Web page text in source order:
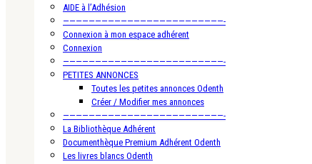
AIDE à l’Adhésion
—————————————————————————-
Connexion à mon espace adhérent
Connexion
—————————————————————————-
PETITES ANNONCES
Toutes les petites annonces Odenth
Créer / Modifier mes annonces
—————————————————————————-
La Bibliothèque Adhérent
Documenthèque Premium Adhérent Odenth
Les livres blancs Odenth